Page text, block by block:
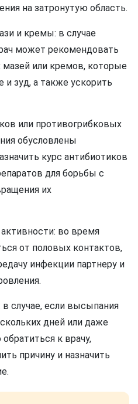
на затронутую область.
и кремы: в случае
может рекомендовать
или кремов, которые
и зуд, а также ускорить
или противогрибковых
обусловлены
курс антибиотиков
для борьбы с
их
во время
от половых контактов,
инфекции партнеру и
в случае, если высыпания
дней или даже
к врачу,
причину и назначить